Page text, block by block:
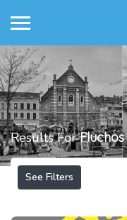
Results ForFluchos
See Filters